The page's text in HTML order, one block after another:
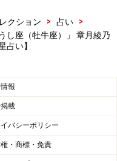
クション > 占い
>
し座（牡牛座）」 章月綾乃
占い】
報
載
バシーポリシー
・商標・免責